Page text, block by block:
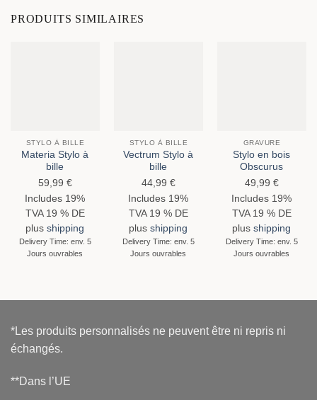
PRODUITS SIMILAIRES
STYLO À BILLE
Materia Stylo à
bille
59,99 €
Includes 19%
TVA 19 % DE
plusshipping
Delivery Time: env. 5
Jours ouvrables
STYLO À BILLE
Vectrum Stylo à
bille
44,99 €
Includes 19%
TVA 19 % DE
plusshipping
Delivery Time: env. 5
Jours ouvrables
GRAVURE
Stylo en bois
Obscurus
49,99 €
Includes 19%
TVA 19 % DE
plusshipping
Delivery Time: env. 5
Jours ouvrables
*Les produits personnalisés ne peuvent être ni repris ni
échangés.
**Dans l’UE